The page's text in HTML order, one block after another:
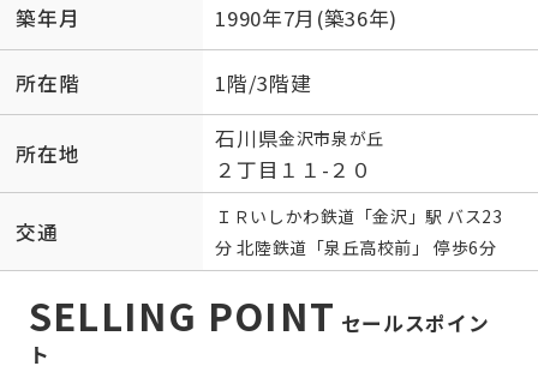
築年月 1990年7月(築36年)
所在階 1階/3階建
所在地
石川県金沢市泉が丘
２丁目１１-２０
交通
ＩＲいしかわ鉄道 「金沢 」駅 バス23
分 北陸鉄道「泉丘高校前」 停歩6分
SELLING POINT セールスポイン
ト